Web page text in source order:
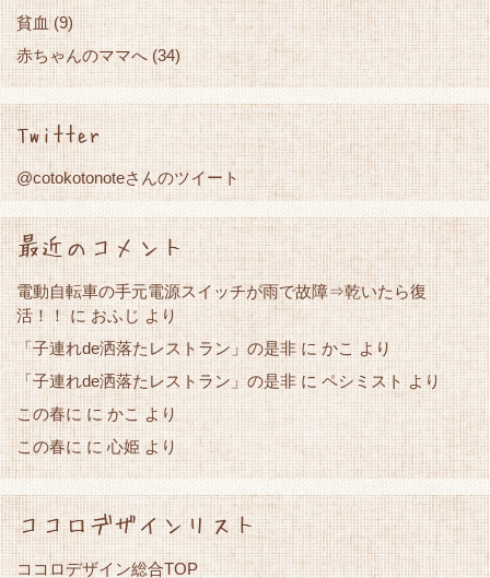
貧血(9)
赤ちゃんのママへ (34)
Twitter
@cotokotonoteさんのツイート
最近のコメント
電動自転車の手元電源スイッチが雨で故障⇒乾いたら復
活！！ に おふじ より
「子連れde洒落たレストラン」の是非 に かこ より
「子連れde洒落たレストラン」の是非に ペシミスト より
この春に に かこより
この春に に 心姫 より
ココロデザインリスト
ココロデザイン総合TOP